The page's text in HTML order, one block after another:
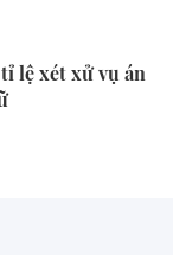
lệ xét xử vụ án